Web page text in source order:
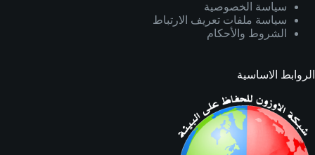
سياسة الخصوصية
سياسة ملفات تعريف الارتباط
الشروط والأحكام
الروابط الاساسية